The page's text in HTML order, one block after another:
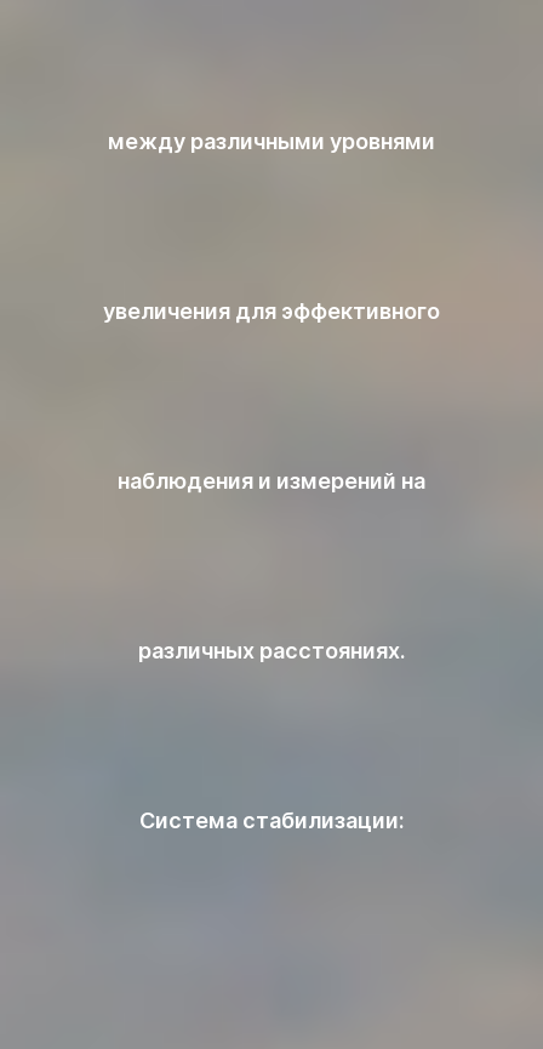
между различными уровнями
увеличения для эффективного
наблюдения и измерений на
различных расстояниях.
Система стабилизации: